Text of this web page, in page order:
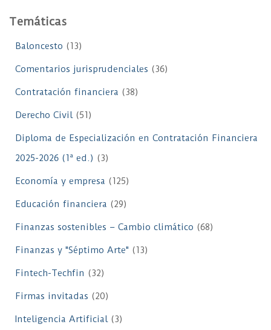
Temáticas
Baloncesto (13)
Comentarios jurisprudenciales (36)
Contratación financiera (38)
Derecho Civil(51)
Diploma de Especialización en Contratación Financiera
2025-2026 (1ª ed.) (3)
Economía y empresa (125)
Educación financiera (29)
Finanzas sostenibles – Cambio climático (68)
Finanzas y "Séptimo Arte" (13)
Fintech-Techfin (32)
Firmas invitadas (20)
Inteligencia Artificial(3)